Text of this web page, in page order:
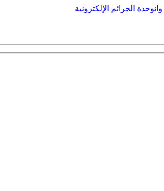
وحدة الجرائم الإلكترونية